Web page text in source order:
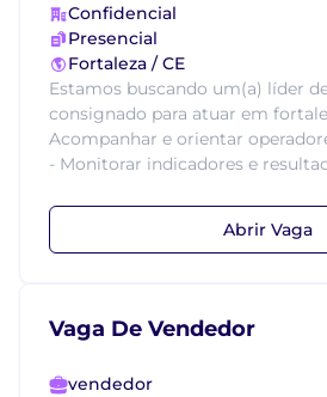
Confidencial
Presencial
Fortaleza / CE
Estamos buscando um(a) líder
consignado para atuar em
Acompanhar e orientar
- Monitorar indicadores e
Abrir Vaga
Vaga De Vendedor
vendedor